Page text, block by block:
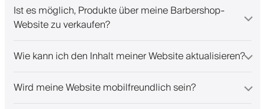
Ist es möglich, Produkte über meine Barbershop-
Website zu verkaufen?
Wie kann ich den Inhalt meiner Website aktualisieren?
Wird meine Website mobilfreundlich sein?